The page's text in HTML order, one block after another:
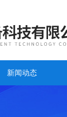
新闻动态